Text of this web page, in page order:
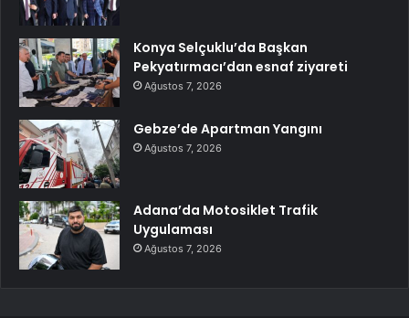
Konya Selçuklu’da Başkan
Pekyatırmacı’dan esnaf ziyareti
Ağustos 7, 2026
Gebze’de Apartman Yangını
Ağustos 7, 2026
Adana’da Motosiklet Trafik
Uygulaması
Ağustos 7, 2026